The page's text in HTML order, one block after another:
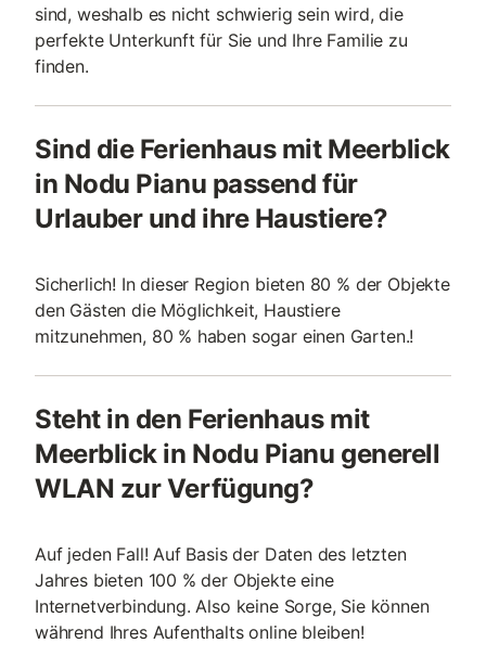
sind, weshalb es nicht schwierig sein wird, die
perfekte Unterkunft für Sie und Ihre Familie zu
finden.
Sind die Ferienhaus mit Meerblick
in Nodu Pianu passend für
Urlauber und ihre Haustiere?
Sicherlich! In dieser Region bieten 80 % der Objekte
den Gästen die Möglichkeit, Haustiere
mitzunehmen, 80 % haben sogar einen Garten.!
Steht in den Ferienhaus mit
Meerblick in Nodu Pianu generell
WLAN zur Verfügung?
Auf jeden Fall! Auf Basis der Daten des letzten
Jahres bieten 100 % der Objekte eine
Internetverbindung. Also keine Sorge, Sie können
während Ihres Aufenthalts online bleiben!